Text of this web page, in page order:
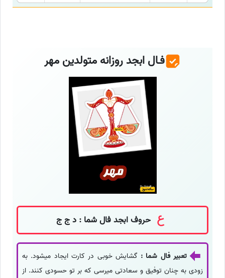
فـال ابجد روزانه متولدین مهر
حروف ابجد فال شما : د ج ج
تعبیر فال شما : گشایش خوبی در کارت ایجاد میشود. به
زودی به چنان توفیق و سعادتی میرسی که بر تو حسودی کنند. از